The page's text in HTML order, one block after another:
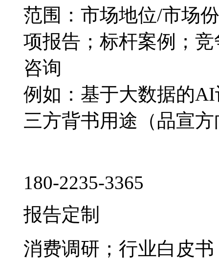
范围：市场地位/市场
项报告；标杆案例；
咨询
例如：基于大数据的
三方背书用途（品宣
180-2235-3365
报告定制
消费调研；行业白皮